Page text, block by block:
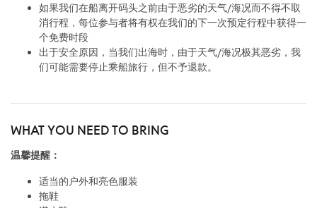
如果我们在船离开码头之前由于恶劣的天气/海况而不得不取
消行程，每位参与者将有权在我们的下一次预定行程中获得一
个免费时段
出于安全原因，当我们出海时，由于天气/海况极其恶劣，我
们可能需要停止乘船旅行，但不予退款。
WHAT YOU NEED TO BRING
温馨提醒：
适当的户外和亮色服装
拖鞋